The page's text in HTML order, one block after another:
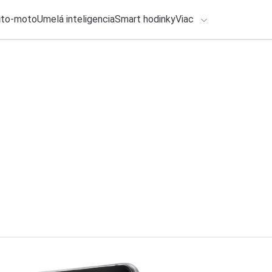
motoUmelá inteligenciaSmart hodinkyViac